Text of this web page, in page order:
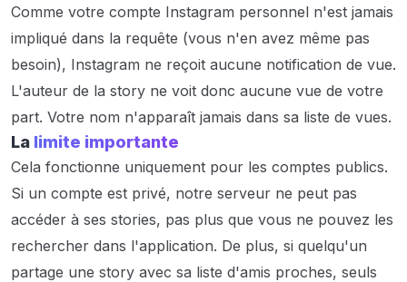
Comme votre compte Instagram personnel n'est jamais
impliqué dans la requête (vous n'en avez même pas
besoin), Instagram ne reçoit aucune notification de vue.
L'auteur de la story ne voit donc aucune vue de votre
part. Votre nom n'apparaît jamais dans sa liste de vues.
La limite importante
Cela fonctionne uniquement pour les comptes publics.
Si un compte est privé, notre serveur ne peut pas
accéder à ses stories, pas plus que vous ne pouvez les
rechercher dans l'application. De plus, si quelqu'un
partage une story avec sa liste d'amis proches, seuls